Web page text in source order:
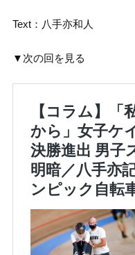
Text：八手亦和人
▼次の回を見る